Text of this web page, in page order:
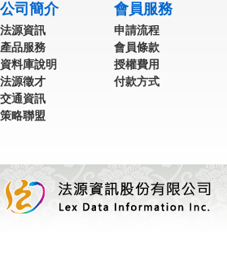
公司簡介
法源資訊
產品服務
資料庫說明
法源徵才
交通資訊
策略聯盟
會員服務
申請流程
會員條款
授權費用
付款方式